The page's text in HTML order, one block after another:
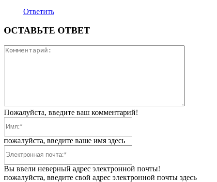
Ответить
ОСТАВЬТЕ ОТВЕТ
Пожалуйста, введите ваш комментарий!
пожалуйста, введите ваше имя здесь
Вы ввели неверный адрес электронной почты!
пожалуйста, введите свой адрес электронной почты здесь